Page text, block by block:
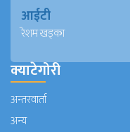
आईटी
रेशम खड्का
क्याटेगोरी
अन्तरवार्ता
अन्य